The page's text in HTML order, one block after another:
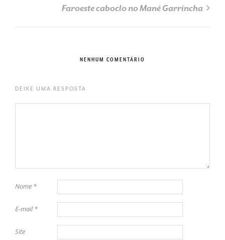
Faroeste caboclo no Mané Garrincha
NENHUM COMENTÁRIO
DEIXE UMA RESPOSTA
Nome *
E-mail*
Site